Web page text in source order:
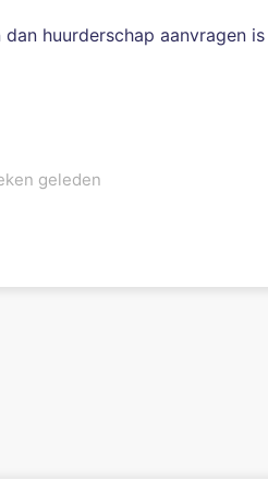
huurderschap aanvragen
geleden